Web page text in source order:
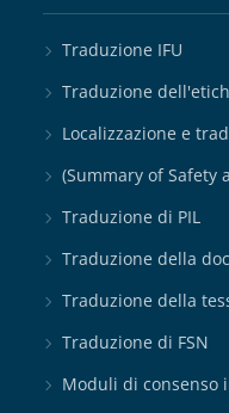
Traduzione IFU
Traduzione
Localizzazione e
(Summary of Safety
Traduzione di PIL
Traduzione della
Traduzione della
Traduzione di FSN
Moduli di consenso